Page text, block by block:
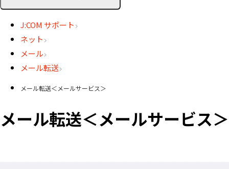
J:COM サポート
ネット
メール
メール転送
メール転送＜メールサービス＞
メール転送＜メールサービス＞